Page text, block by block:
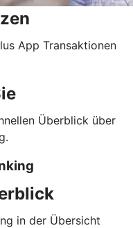
App Transaktionen
Überblick über
in der Übersicht